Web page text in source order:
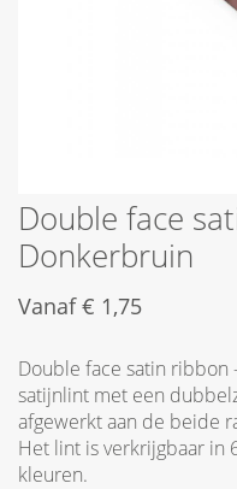
Double face
Donkerbruin
Vanaf€ 1,75
Double face satin ribbon
satijnlint met een
afgewerkt aan de beide
Het lint is verkrijgbaar in
kleuren.